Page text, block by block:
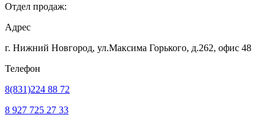
Отдел продаж:
Адрес
г. Нижний Новгород, ул.Максима Горького, д.262, офис 48
Телефон
8(831)224 88 72
8 927 725 27 33